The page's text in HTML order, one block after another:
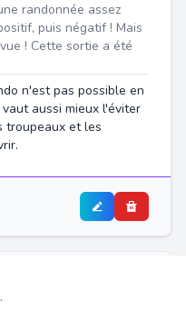
randonnée assez
puis négatif ! Mais
! Cette sortie a été
n'est pas possible en
aussi mieux l'éviter
troupeaux et les